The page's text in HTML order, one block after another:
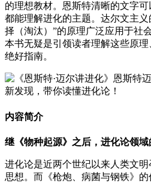
的理想教材。恩斯特清晰的文字
都能理解进化的主题。达尔文主
择（淘汰）”的原理广泛应用于社
本书无疑是引领读者理解这些原
绝好指南。
内容简介
继《物种起源》之后，进化论领域
进化论是近两个世纪以来人类文
思想。而《枪炮、病菌与钢铁》